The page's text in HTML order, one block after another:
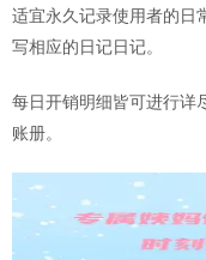
适宜永久记录使用者的日
写相应的日记日记。
每日开销明细皆可进行详
账册。